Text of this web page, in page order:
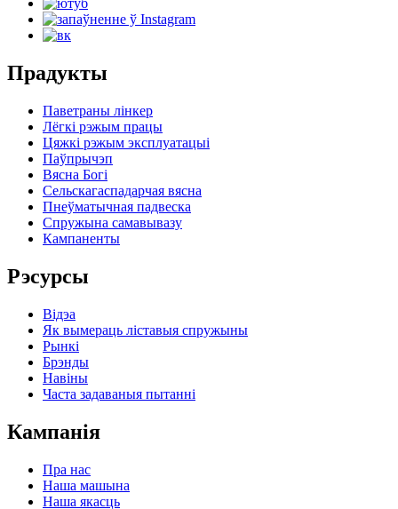
Прадукты
Паветраны лінкер
Лёгкі рэжым працы
Цяжкі рэжым эксплуатацыі
Паўпрычэп
Вясна Богі
Сельскагаспадарчая вясна
Пнеўматычная падвеска
Спружына самавывазу
Кампаненты
Рэсурсы
Відэа
Як вымераць ліставыя спружыны
Рынкі
Брэнды
Навіны
Часта задаваныя пытанні
Кампанія
Пра нас
Наша машына
Наша якасць